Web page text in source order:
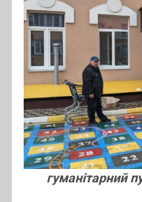
гуманітарний